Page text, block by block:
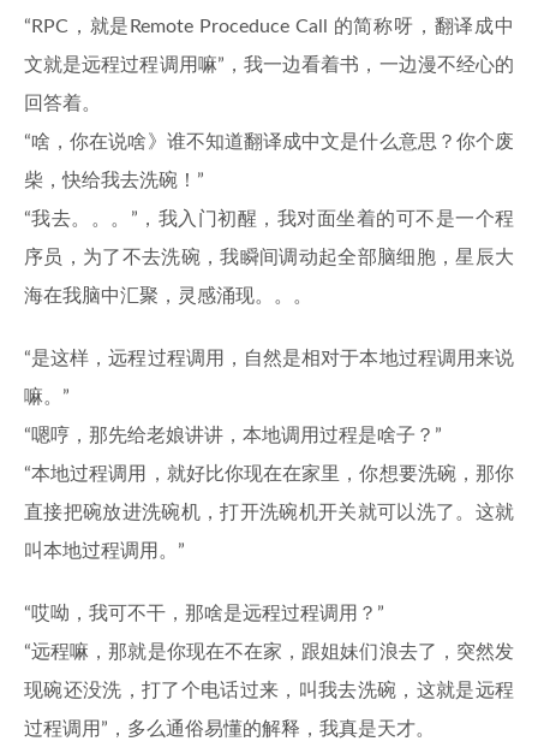
“RPC，就是Remote Proceduce Call 的简称呀，翻译成中
文就是远程过程调用嘛”，我一边看着书，一边漫不经心的
回答着。
“啥，你在说啥》谁不知道翻译成中文是什么意思？你个废
柴，快给我去洗碗！”
“我去。。。”，我入门初醒，我对面坐着的可不是一个程
序员，为了不去洗碗，我瞬间调动起全部脑细胞，星辰大
海在我脑中汇聚，灵感涌现。。。
“是这样，远程过程调用，自然是相对于本地过程调用来说
嘛。”
“嗯哼，那先给老娘讲讲，本地调用过程是啥子？”
“本地过程调用，就好比你现在在家里，你想要洗碗，那你
直接把碗放进洗碗机，打开洗碗机开关就可以洗了。这就
叫本地过程调用。”
“哎呦，我可不干，那啥是远程过程调用？”
“远程嘛，那就是你现在不在家，跟姐妹们浪去了，突然发
现碗还没洗，打了个电话过来，叫我去洗碗，这就是远程
过程调用”，多么通俗易懂的解释，我真是天才。